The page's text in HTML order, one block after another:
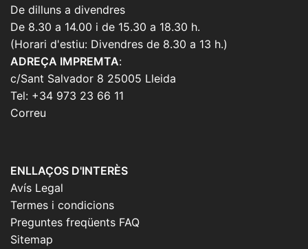
De dilluns a divendres
De 8.30 a 14.00 i de 15.30 a 18.30 h.
(Horari d'estiu: Divendres de 8.30 a 13 h.)
ADREÇA IMPREMTA:
c/Sant Salvador 8 25005 Lleida
Tel: +34 973 23 66 11
Correu
ENLLAÇOS D'INTERÈS
Avís Legal
Termes i condicions
Preguntes freqüents FAQ
Sitemap